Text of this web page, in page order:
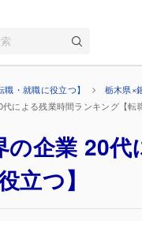
・就職に役立つ】
栃木県×
による残業時間ランキング【転
の企業 20
立つ】